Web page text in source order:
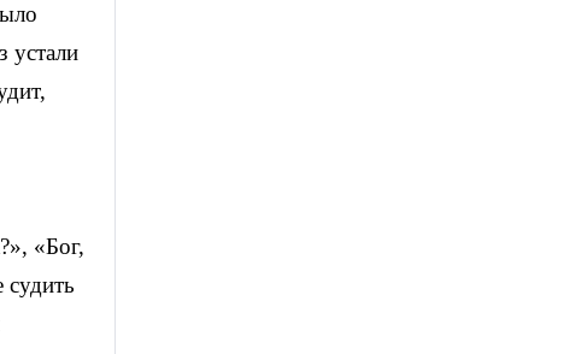
устали
«Бог,